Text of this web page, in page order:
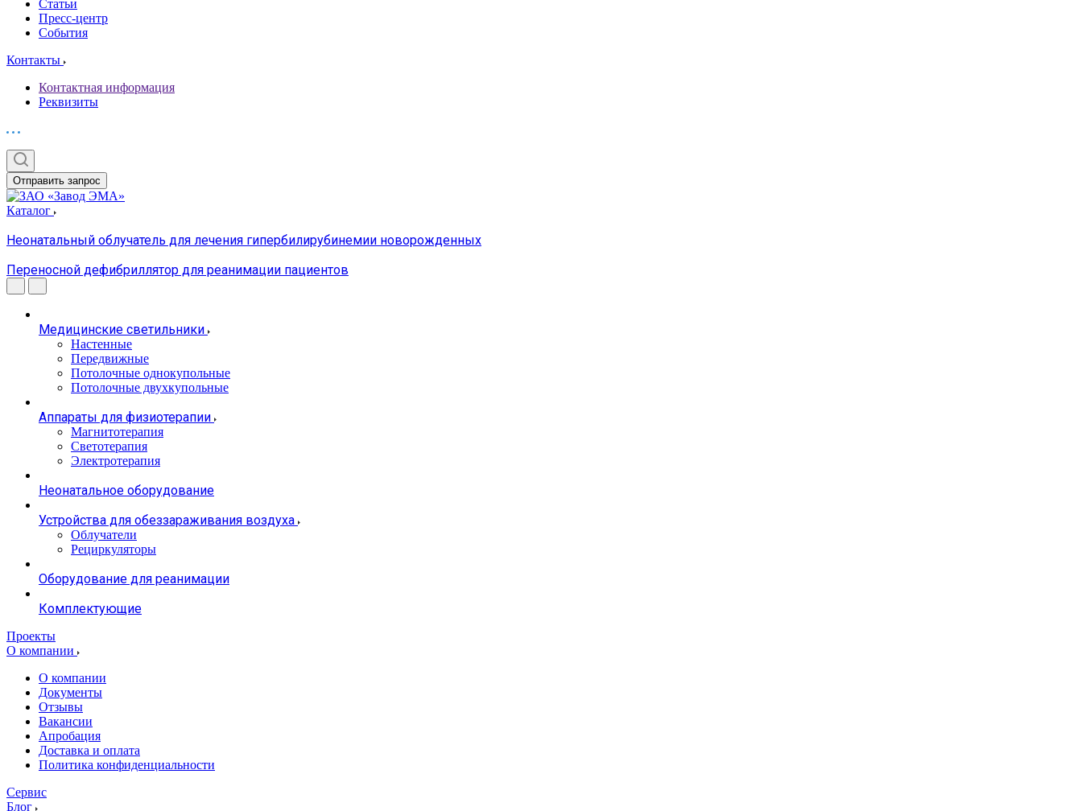
Статьи
Пресс-центр
События
Контакты
Контактная информация
Реквизиты
Отправить запрос
Каталог
Неонатальный облучатель для лечения гипербилирубинемии новорожденных
Переносной дефибриллятор для реанимации пациентов
Медицинские светильники
Настенные
Передвижные
Потолочные однокупольные
Потолочные двухкупольные
Аппараты для физиотерапии
Магнитотерапия
Светотерапия
Электротерапия
Неонатальное оборудование
Устройства для обеззараживания воздуха
Облучатели
Рециркуляторы
Оборудование для реанимации
Комплектующие
Проекты
О компании
О компании
Документы
Отзывы
Вакансии
Апробация
Доставка и оплата
Политика конфиденциальности
Сервис
Блог